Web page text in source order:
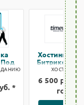
Под
*
Хостинг
Битрикс: 1
ХОСТИНГ
6 500 руб. *
год